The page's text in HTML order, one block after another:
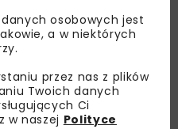
osobowych jest
a w niektórych
przez nas z plików
Twoich danych
Ci
w naszej Polityce